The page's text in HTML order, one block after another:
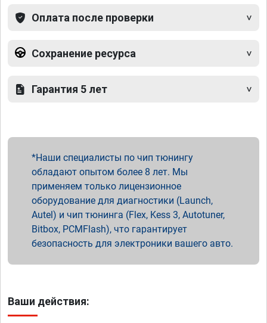
Оплата после проверки
Сохранение ресурса
Гарантия 5 лет
Наши специалисты по чип тюнингу
обладают опытом более 8 лет. Мы
применяем только лицензионное
оборудование для диагностики (Launch,
Autel) и чип тюнинга (Flex, Kess 3, Autotuner,
Bitbox, PCMFlash), что гарантирует
безопасность для электроники вашего авто.
Ваши действия: